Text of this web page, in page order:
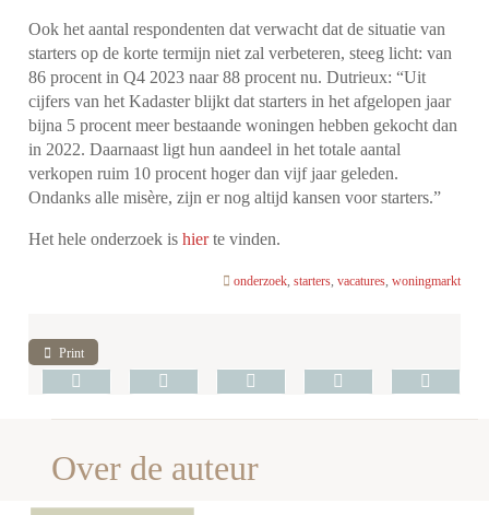
Ook het aantal respondenten dat verwacht dat de situatie van
starters op de korte termijn niet zal verbeteren, steeg licht: van
86 procent in Q4 2023 naar 88 procent nu. Dutrieux: “Uit
cijfers van het Kadaster blijkt dat starters in het afgelopen jaar
bijna 5 procent meer bestaande woningen hebben gekocht dan
in 2022. Daarnaast ligt hun aandeel in het totale aantal
verkopen ruim 10 procent hoger dan vijf jaar geleden.
Ondanks alle misère, zijn er nog altijd kansen voor starters.”
Het hele onderzoek ishierte vinden.
onderzoek, starters, vacatures, woningmarkt
Print
Over de auteur